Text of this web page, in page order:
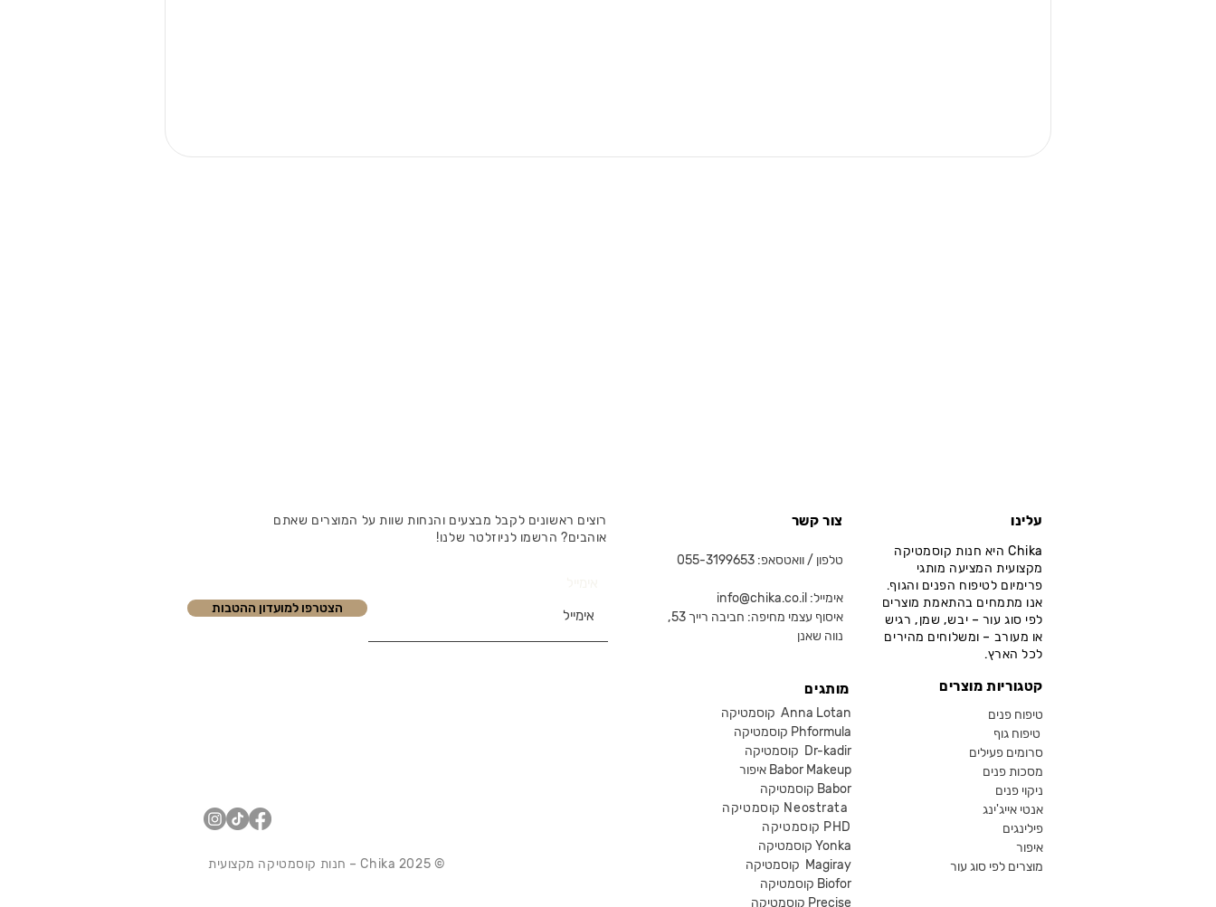
רוצים ראשונים לקבל מבצעים והנחות שוות על המוצרים שאתם
אוהבים? הרשמו לניוזלטר שלנו!
הצטרפו למועדון ההטבות
© 2025 Chika – חנות קוסמטיקה מקצועית
צור קשר
טלפון / וואטסאפ: 055-3199653
אימייל: info@chika.co.il
איסוף עצמי מחיפה: חביבה רייך 53,
נווה שאנן
מותגים
קוסמטיקה Anna Lotan
קוסמטיקה Phformula
קוסמטיקה Dr-kadir
איפור Babor Makeup
קוסמטיקה Babor
קוסמטיקה Neostrata
קוסמטיקה PHD
קוסמטיקה Yonka
Magiray
קוסמטיקה Biofor
קוסמטיקה Precise
עלינו
Chika היא חנות קוסמטיקה
מקצועית המציעה מותגי
פרימיום לטיפוח הפנים והגוף.
אנו מתמחים בהתאמת מוצרים
לפי סוג עור – יבש, שמן, רגיש
או מעורב – ומשלוחים מהירים
לכל הארץ.
קטגוריות מוצרים
טיפוח פנים
טיפוח גוף
סרומים פעילים
מסכות פנים
ניקוי פנים
אנטי אייג'ינג
פילינגים
איפור
מוצרים לפי סוג עור